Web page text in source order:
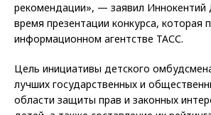
рекомендации», — заявил Иннокентий
время презентации конкурса, которая
информационном агентстве ТАСС.
Цель инициативы детского
лучших государственных и
области защиты прав и законных